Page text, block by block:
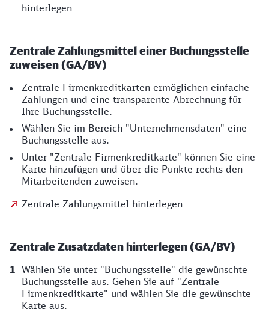
hinterlegen
Zentrale Zahlungsmittel einer Buchungsstelle
zuweisen (GA/BV)
Zentrale Firmenkreditkarten ermöglichen einfache
Zahlungen und eine transparente Abrechnung für
Ihre Buchungsstelle.
Wählen Sie im Bereich "Unternehmensdaten" eine
Buchungsstelle aus.
Unter "Zentrale Firmenkreditkarte" können Sie eine
Karte hinzufügen und über die Punkte rechts den
Mitarbeitenden zuweisen.
Zentrale Zahlungsmittel hinterlegen
Zentrale Zusatzdaten hinterlegen (GA/BV)
Wählen Sie unter "Buchungsstelle" die gewünschte
Buchungsstelle aus. Gehen Sie auf "Zentrale
Firmenkreditkarte" und wählen Sie die gewünschte
Karte aus.